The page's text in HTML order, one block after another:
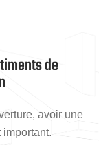
de
avoir une